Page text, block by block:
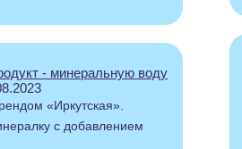
- минеральную воду
«Иркутская».
с добавлением